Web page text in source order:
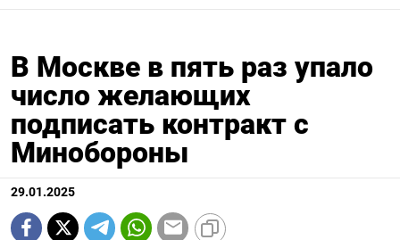
В Москве в пять раз упало
число желающих
подписать контракт с
Минобороны
29.01.2025